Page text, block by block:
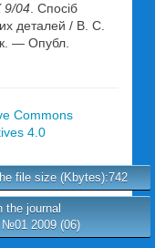
9/04 . Спосіб
деталей / В. С.
— Опубл.
Commons
4.0
file size (Kbytes):742
the journal
№01 2009 (06)